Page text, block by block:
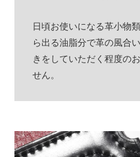
日頃お使いになる革小物
ら出る油脂分で革の風合
きをしていただく程度の
せん。